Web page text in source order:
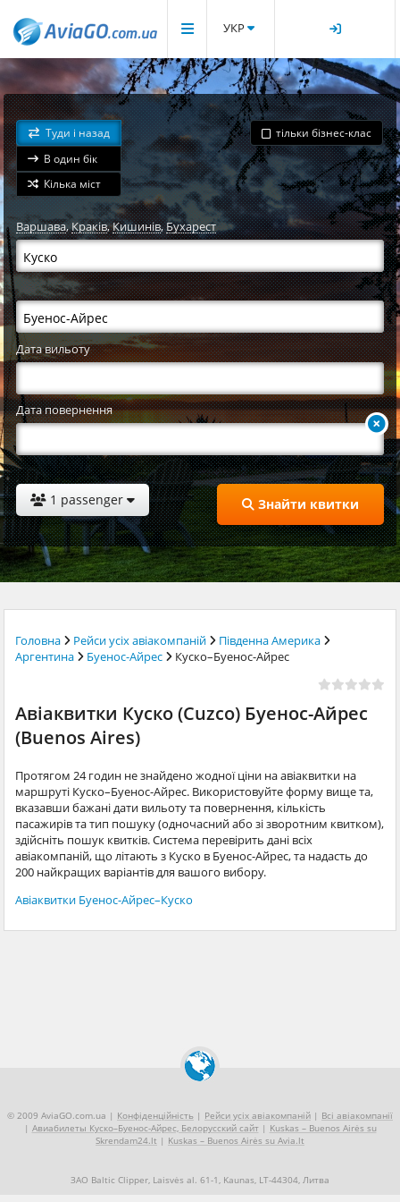
УКР
Туди і назад
В один бік
Кілька міст
тільки бізнес-клас
Варшава,Краків,Кишинів,Бухарест
Дата вильоту
Дата повернення
1 passenger Знайти квитки
Головна Рейси усіх авіакомпаній
Південна Америка
Аргентина
Буенос-Айрес Куско–Буенос-Айрес
Авіаквитки Куско (Cuzco) Буенос-Айрес
(Buenos Aires)
Протягом 24 годин не знайдено жодної ціни на авіаквитки на
маршруті Куско–Буенос-Айрес. Використовуйте форму вище та,
вказавши бажані дати вильоту та повернення, кількість
пасажирів та тип пошуку (одночасний або зі зворотним квитком),
здійсніть пошук квитків. Система перевірить дані всіх
авіакомпаній, що літають з Куско в Буенос-Айрес, та надасть до
200 найкращих варіантів для вашого вибору.
Авіаквитки Буенос-Айрес–Куско
© 2009 AviaGO.com.ua | Конфіденційність | Рейси усіх авіакомпаній | Всі авіакомпанії
| Авиабилеты Куско–Буенос-Айрес, Белорусский сайт| Kuskas – Buenos Airės su
Skrendam24.lt | Kuskas – Buenos Airės su Avia.lt
ЗАО Baltic Clipper, Laisvės al. 61-1, Kaunas, LT-44304, Литва